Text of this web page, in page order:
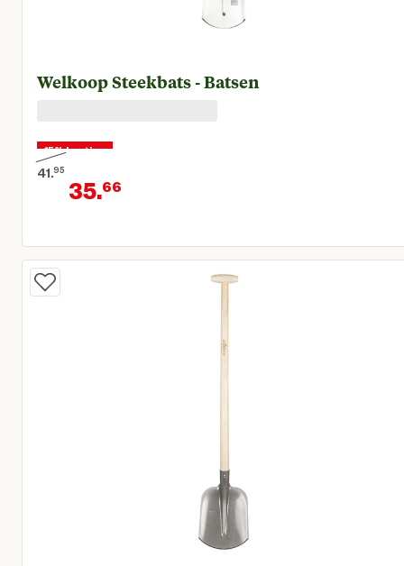
Welkoop Steekbats - Batsen
15% korting
41.95
Oorspronkelijke prijs € 41,95
35.66
Huidige prijs € 35,66